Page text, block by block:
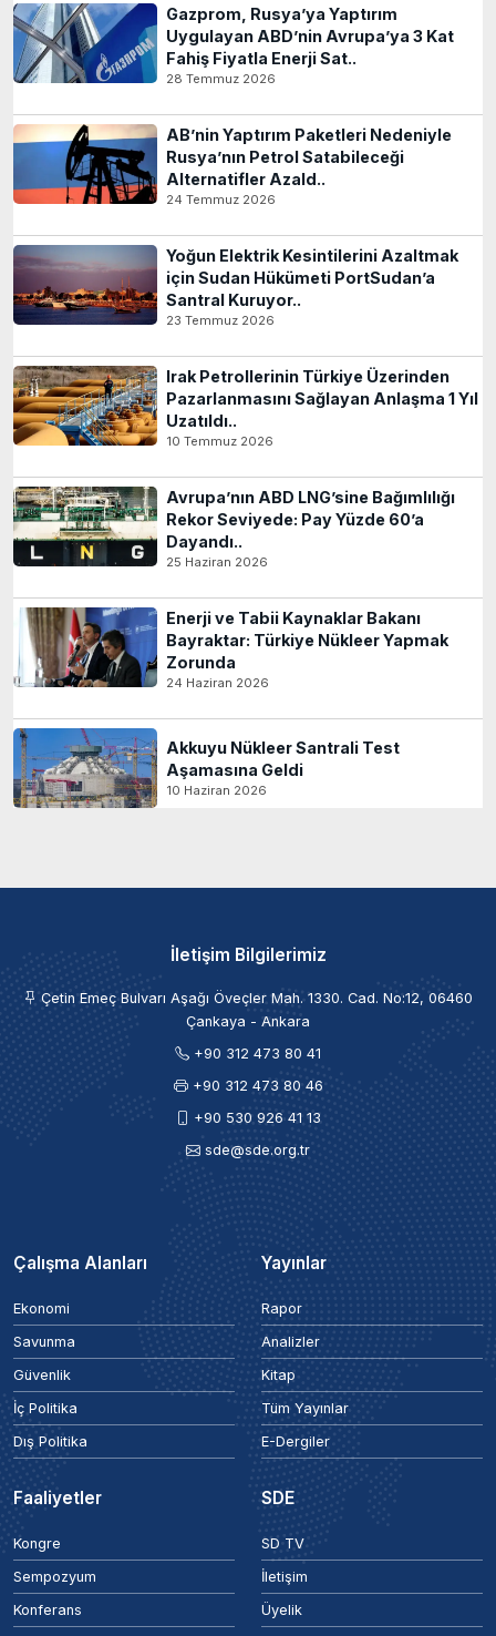
Gazprom, Rusya’ya Yaptırım
Uygulayan ABD’nin Avrupa’ya 3 Kat
Fahiş Fiyatla Enerji Sat..
28 Temmuz 2026
AB’nin Yaptırım Paketleri Nedeniyle
Rusya’nın Petrol Satabileceği
Alternatifler Azald..
24 Temmuz 2026
Yoğun Elektrik Kesintilerini Azaltmak
için Sudan Hükümeti PortSudan’a
Santral Kuruyor..
23 Temmuz 2026
Irak Petrollerinin Türkiye Üzerinden
Pazarlanmasını Sağlayan Anlaşma 1 Yıl
Uzatıldı..
10 Temmuz 2026
Avrupa’nın ABD LNG’sine Bağımlılığı
Rekor Seviyede: Pay Yüzde 60’a
Dayandı..
25 Haziran 2026
Enerji ve Tabii Kaynaklar Bakanı
Bayraktar: Türkiye Nükleer Yapmak
Zorunda
24 Haziran 2026
Akkuyu Nükleer Santrali Test
Aşamasına Geldi
10 Haziran 2026
İletişim Bilgilerimiz
Çetin Emeç Bulvarı Aşağı Öveçler Mah. 1330. Cad. No:12, 06460
Çankaya - Ankara
+90 312 473 80 41
+90 312 473 80 46
+90 530 926 41 13
sde@sde.org.tr
Çalışma Alanları
Ekonomi
Savunma
Güvenlik
İç Politika
Dış Politika
Yayınlar
Rapor
Analizler
Kitap
Tüm Yayınlar
E-Dergiler
Faaliyetler
Kongre
Sempozyum
Konferans
SDE
SD TV
İletişim
Üyelik